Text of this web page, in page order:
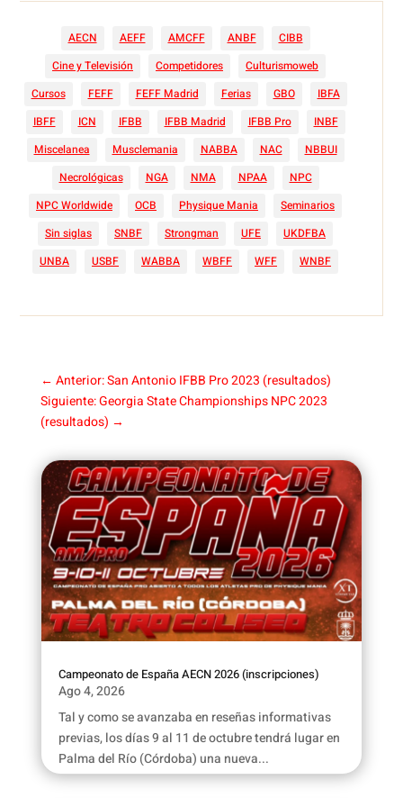
AECN AEFF AMCFF ANBF
CIBB
Cine y Televisión
Competidores
Culturismoweb
Cursos
FEFF FEFF Madrid Ferias GBO
IBFA
IBFF
ICN IFBB IFBB Madrid IFBB Pro
INBF
Miscelanea
Musclemania NABBA NAC
NBBUI
Necrológicas
NGA NMA NPAA
NPC
NPC Worldwide
OCB Physique Mania
Seminarios
Sin siglas
SNBF Strongman UFE
UKDFBA
UNBA
USBF WABBA WBFF WFF WNBF
← Anterior: San Antonio IFBB Pro 2023 (resultados)
Siguiente: Georgia State Championships NPC 2023
(resultados) →
Campeonato de España AECN 2026 (inscripciones)
Ago 4, 2026
Tal y como se avanzaba en reseñas informativas
previas, los días 9 al 11 de octubre tendrá lugar en
Palma del Río (Córdoba) una nueva...